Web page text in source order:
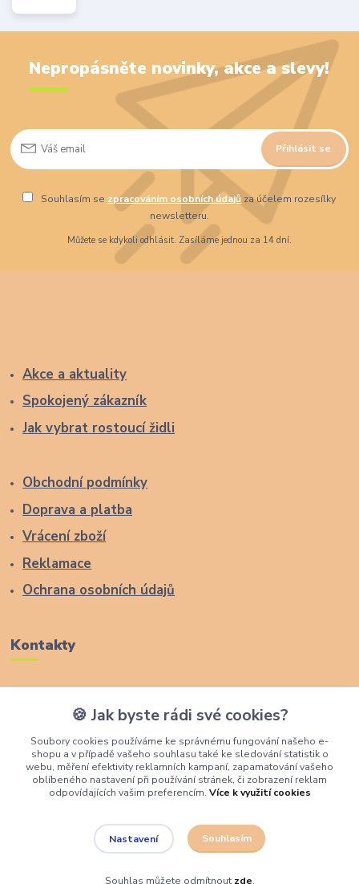
Nepropásněte novinky, akce a slevy!
Přihlásit se
Souhlasím se zpracováním osobních údajů za účelem rozesílky
newsletteru.
Můžete se kdykoli odhlásit. Zasíláme jednou za 14 dní.
Akce a aktuality
Spokojený zákazník
Jak vybrat rostoucí židli
Obchodní podmínky
Doprava a platba
Vrácení zboží
Reklamace
Ochrana osobních údajů
Kontakty
+420 774 291 043
info@rostouci-zidle.cz
🍪 Jak byste rádi své cookies?
Soubory cookies používáme ke správnému fungování našeho e-
shopu a v případě vašeho souhlasu také ke sledování statistik o
webu, měření efektivity reklamních kampaní, zapamatování vašeho
oblíbeného nastavení při používání stránek, či zobrazení reklam
odpovídajících vašim preferencím. Více k využití cookies
Nastavení Souhlasím
Souhlas můžete odmítnout zde.